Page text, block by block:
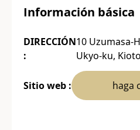
Información básica
DIRECCIÓN
:
10 Uzumasa-
Ukyo-ku,
Sitio web : haga